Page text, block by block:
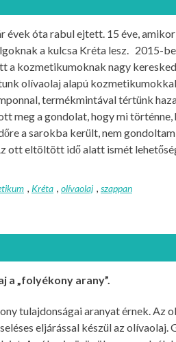
évek óta rabul ejtett. 15 éve,
a kulcsa Kréta lesz. 2015-
a kozmetikumoknak nagy
olívaolaj alapú
termékmintával tértünk
meg a gondolat, hogy mi
a sarokba került, nem
ott eltöltött idő alatt ismét
, Kréta , olívaolaj , szappan
a „folyékony arany”.
tulajdonságai aranyat érnek. Az
eljárással készül az olívaolaj.